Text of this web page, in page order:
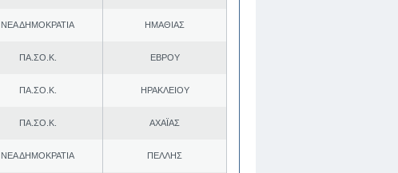
ΝΕΑ ΔΗΜΟΚΡΑΤΙΑ ΗΜΑΘΙΑΣ
ΠΑ.ΣΟ.Κ. ΕΒΡΟΥ
ΠΑ.ΣΟ.Κ. ΗΡΑΚΛΕΙΟΥ
ΠΑ.ΣΟ.Κ. ΑΧΑΪΑΣ
ΝΕΑ ΔΗΜΟΚΡΑΤΙΑ ΠΕΛΛΗΣ